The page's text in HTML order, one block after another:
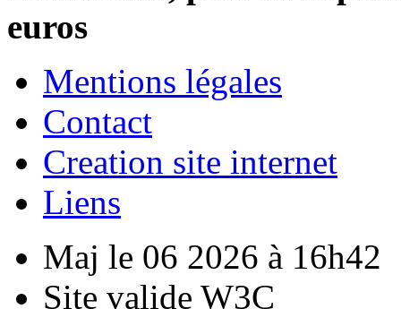
euros
Mentions légales
Contact
Creation site internet
Liens
Maj le 06 2026 à 16h42
Site valide W3C